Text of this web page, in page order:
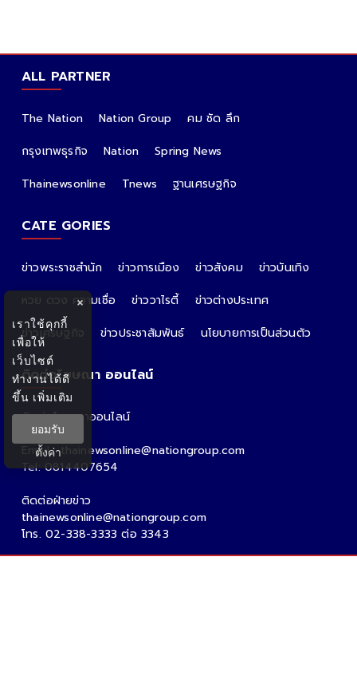
ALL PARTNER
The Nation Nation Group
คม ชัด ลึก
กรุงเทพธุรกิจ
Nation
Spring News
Thainewsonline
Tnews ฐานเศรษฐกิจ
CATE GORIES
ข่าวพระราชสำนัก ข่าวการเมือง ข่าวสังคม
ข่าวบันเทิง
หวย ดวง ความเชื่อ
ข่าววาไรตี้
ข่าวต่างประเทศ
ข่าวเศรษฐกิจ
ข่าวประชาสัมพันธ์ นโยบายการเป็นส่วนตัว
ติดต่อโฆษณา ออนไลน์
ติดต่อโฆษณาออนไลน์
คุณอ้อ
Email : thainewsonline@nationgroup.com
Tel: 0814407654
ติดต่อฝ่ายข่าว
thainewsonline@nationgroup.com
โทร. 02-338-3333 ต่อ 3343
×
เราใช้คุกกี้
เพื่อให้
เว็บไซต์
ทำงานได้ดี
ขึ้น เพิ่มเติม
ยอมรับ
ตั้งค่า